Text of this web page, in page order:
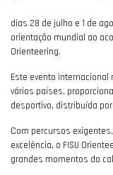
dias 28 de julho e 1 de
orientação mundial ao
Orienteering.
Este evento
vários países,
desportivo, distribuída
Com percursos
excelência, o FISU
grandes momentos do